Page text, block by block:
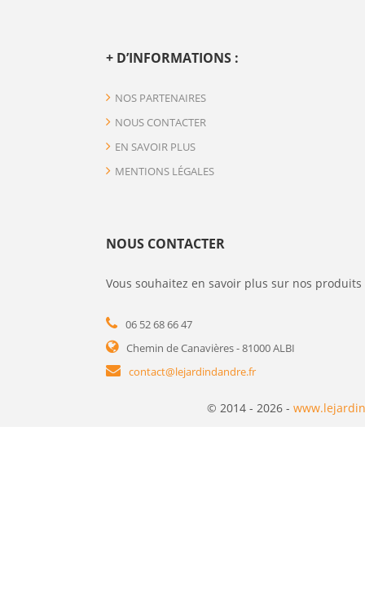
+ D’INFORMATIONS :
NOS PARTENAIRES
NOUS CONTACTER
EN SAVOIR PLUS
MENTIONS LÉGALES
NOUS CONTACTER
Vous souhaitez en savoir plus sur nos
06 52 68 66 47
Chemin de Canavières - 81000 ALBI
contact@lejardindandre.fr
© 2014 - 2026 -